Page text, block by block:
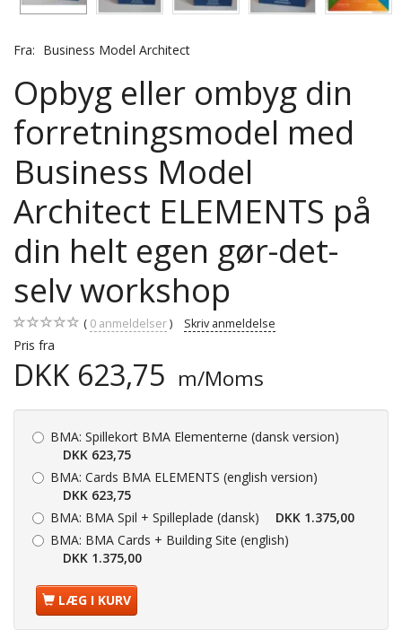
Fra: Business Model Architect
Opbyg eller ombyg din
forretningsmodel med
Business Model
Architect ELEMENTS på
din helt egen gør-det-
selv workshop
0 anmeldelser Skriv anmeldelse
Pris fra
DKK 623,75 m/Moms
BMA: Spillekort BMA Elementerne (dansk version)
DKK 623,75
BMA: Cards BMA ELEMENTS (english version)
DKK 623,75
BMA: BMA Spil + Spilleplade (dansk)
DKK 1.375,00
BMA: BMA Cards + Building Site (english)
DKK 1.375,00
LÆG I KURV